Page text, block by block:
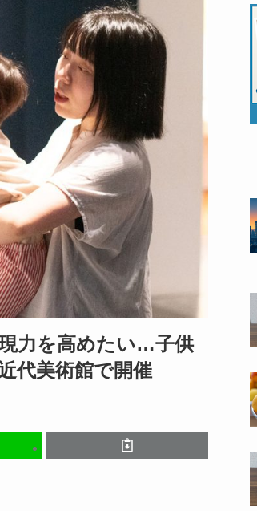
力を高めたい…子供
代美術館で開催